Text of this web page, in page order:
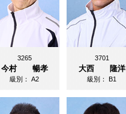
3265
今村 暢孝
級別：A2
3701
大西 隆洋
級別：B1